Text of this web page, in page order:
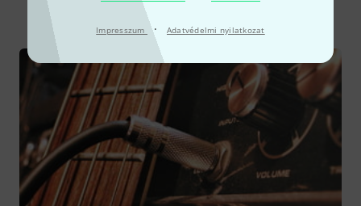
Impresszum · Adatvédelmi nyilatkozat
Kalauz